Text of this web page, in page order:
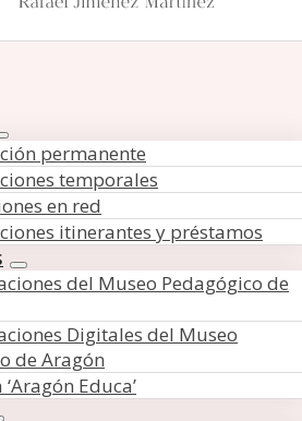
permanente
temporales
en red
itinerantes y préstamos
del Museo Pedagógico de
Digitales del Museo
de Aragón
‘Aragón Educa’